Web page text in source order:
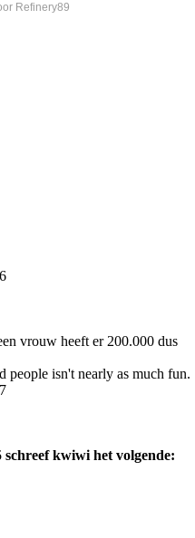
Refinery89
vrouw heeft er 200.000 dus
people isn't nearly as much fun.
schreef kwiwi het volgende: